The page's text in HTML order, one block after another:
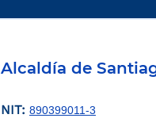
Alcaldía de
NIT: 890399011-3